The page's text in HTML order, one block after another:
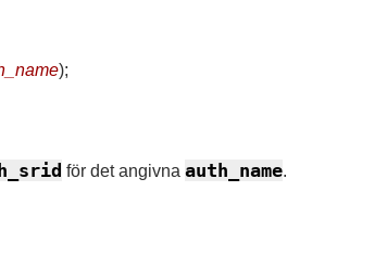
);
för det angivna auth_name.